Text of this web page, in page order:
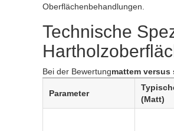
Oberflächenbehandlungen.
Technische
Bei der Bewertungmattem versus
Parameter
(Matt)